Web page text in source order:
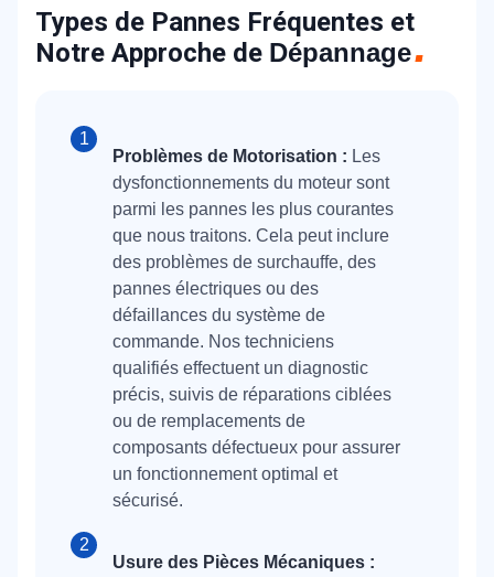
Types de Pannes Fréquentes et
Notre Approche de Dépannage
Problèmes de Motorisation : Les
dysfonctionnements du moteur sont
parmi les pannes les plus courantes
que nous traitons. Cela peut inclure
des problèmes de surchauffe, des
pannes électriques ou des
défaillances du système de
commande. Nos techniciens
qualifiés effectuent un diagnostic
précis, suivis de réparations ciblées
ou de remplacements de
composants défectueux pour assurer
un fonctionnement optimal et
sécurisé.
Usure des Pièces Mécaniques :